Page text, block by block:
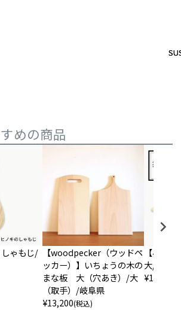
めの商品
しゃもじ/
【woodpecker（ウッドペ
ッカー）】いちょうの木の
まな板 大（穴あき）/大
（取手）/岐阜県
¥13,200(税込)
【小柳
大/小
¥1,408